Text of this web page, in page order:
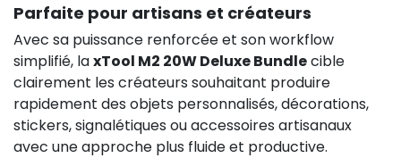
Parfaite pour artisans et créateurs
Avec sa puissance renforcée et son workflow
simplifié, laxTool M2 20W Deluxe Bundlecible
clairement les créateurs souhaitant produire
rapidement des objets personnalisés, décorations,
stickers, signalétiques ou accessoires artisanaux
avec une approche plus fluide et productive.